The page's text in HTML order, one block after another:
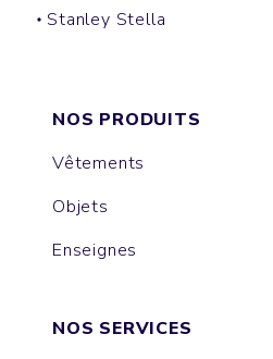
Stanley Stella
BUCKET HAT
NOS PRODUITS
Vêtements
Objets
Enseignes
NOS SERVICES